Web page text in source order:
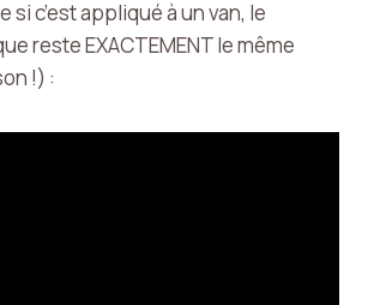
si c’est appliqué à un van, le
reste EXACTEMENT le même
!) :